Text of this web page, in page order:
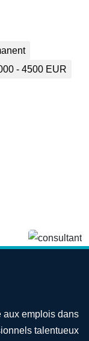
- 4500 EUR
aux emplois dans
talentueux